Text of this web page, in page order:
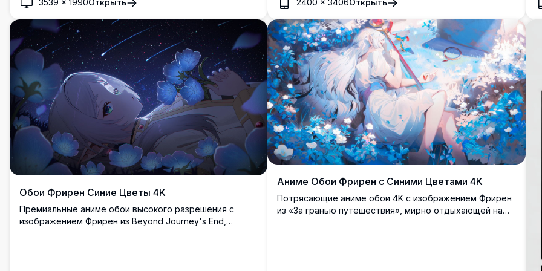
Обои Фрирен Синие Цветы 4K
Премиальные аниме обои высокого разрешения с
изображением Фрирен из Beyond Journey's End,
Аниме Обои Фрирен с Синими Цветами 4K
Потрясающие аниме обои 4K с изображением Фрирен
из «За гранью путешествия», мирно отдыхающей на